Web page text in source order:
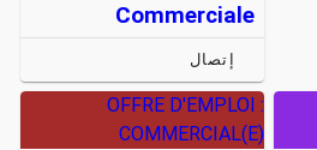
Commerciale
إتصال
OFFRE D'EMPLOI :
COMMERCIAL(E)